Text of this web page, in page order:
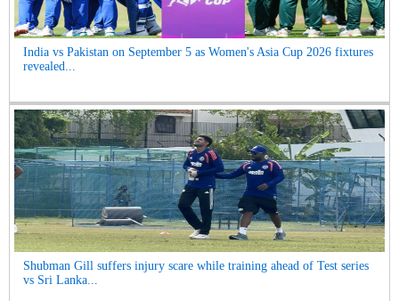
India vs Pakistan on September 5 as Women's Asia Cup 2026 fixtures
revealed...
Shubman Gill suffers injury scare while training ahead of Test series
vs Sri Lanka...